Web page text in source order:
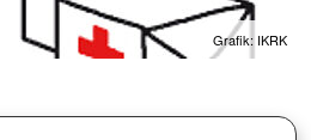
Grafik: IKRK